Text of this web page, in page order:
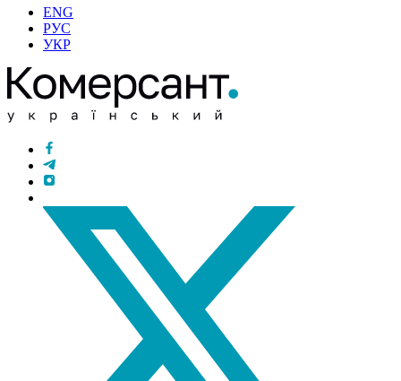
ENG
РУС
УКР